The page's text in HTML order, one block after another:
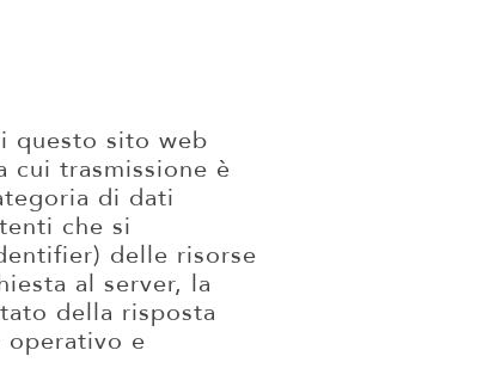
questo sito web
cui trasmissione è
di dati
che si
delle risorse
al server, la
della risposta
operativo e